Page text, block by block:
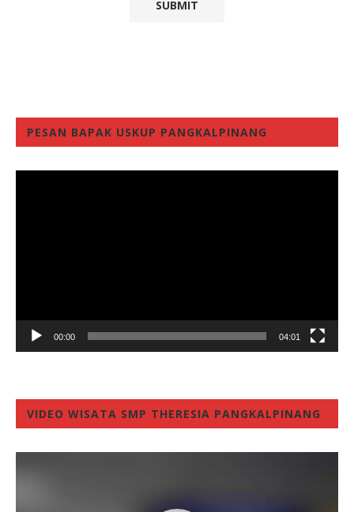
PESAN BAPAK USKUP PANGKALPINANG
00:00 04:01
VIDEO WISATA SMP THERESIA PANGKALPINANG